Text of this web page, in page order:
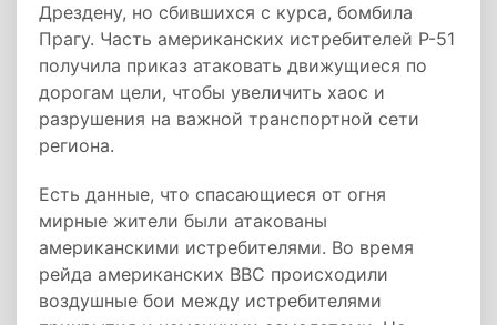
Дрездену, но сбившихся с курса, бомбила
Прагу. Часть американских истребителей P-51
получила приказ атаковать движущиеся по
дорогам цели, чтобы увеличить хаос и
разрушения на важной транспортной сети
региона.
Есть данные, что спасающиеся от огня
мирные жители были атакованы
американскими истребителями. Во время
рейда американских ВВС происходили
воздушные бои между истребителями